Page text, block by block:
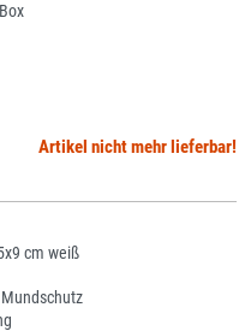
Artikel nicht mehr lieferbar!
cm weiß